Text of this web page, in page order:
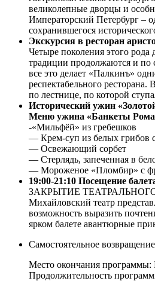
великолепные дворцы и
Императорский Петербург –
сохранившегося
Экскурсия в ресторан
Четыре поколения этого
традиции продолжаются и по
все это делает «Палкинъ»
респектабельного
по лестнице, по которой
Исторический ужин
Меню ужина «Банкеты
-«Мильфёй» из гребешков
— Крем-суп из белых грибов
— Освежающий сорбет
— Стерлядь, запеченная в
— Мороженое «Пломбир» с
19:00-21:10 Посещение
ЗАКРЫТИЕ
Михайловский театр
возможность выразить
ярком балете авантюрные
Самостоятельное
Место окончания программы:
Продолжительность